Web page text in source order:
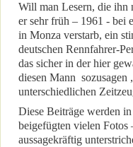
Will man Lesern, die ihn
er sehr früh – 1961 - bei
in Monza verstarb, ein
deutschen Rennfahrer-
das sicher in der hier
diesen Mann sozusagen
unterschiedlichen
Diese Beiträge werden
beigefügten vielen Fotos
aussagekräftig